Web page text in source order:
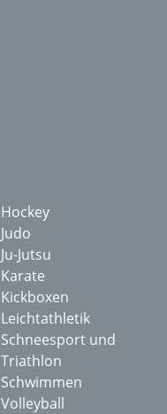
Hockey
Judo
Ju-Jutsu
Karate
Kickboxen
Leichtathletik
Schneesport und
Triathlon
Schwimmen
Volleyball